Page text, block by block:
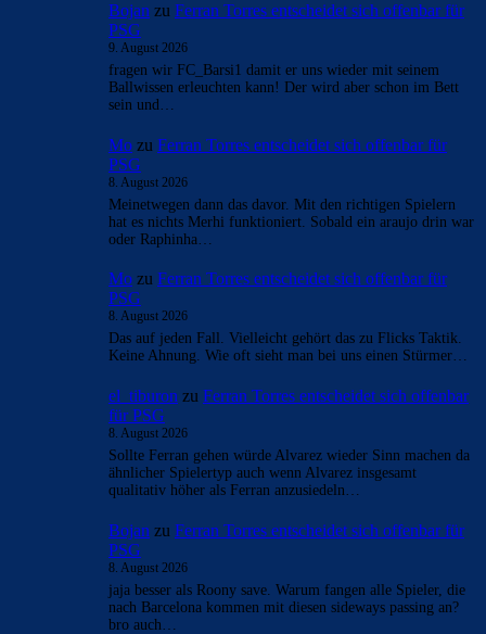
Bojan zu Ferran Torres entscheidet sich offenbar für
PSG
9. August 2026
fragen wir FC_Barsi1 damit er uns wieder mit seinem
Ballwissen erleuchten kann! Der wird aber schon im Bett
sein und…
Mo zu Ferran Torres entscheidet sich offenbar für
PSG
8. August 2026
Meinetwegen dann das davor. Mit den richtigen Spielern
hat es nichts Merhi funktioniert. Sobald ein araujo drin war
oder Raphinha…
Mo zu Ferran Torres entscheidet sich offenbar für
PSG
8. August 2026
Das auf jeden Fall. Vielleicht gehört das zu Flicks Taktik.
Keine Ahnung. Wie oft sieht man bei uns einen Stürmer…
el_tiburon zu Ferran Torres entscheidet sich offenbar
für PSG
8. August 2026
Sollte Ferran gehen würde Alvarez wieder Sinn machen da
ähnlicher Spielertyp auch wenn Alvarez insgesamt
qualitativ höher als Ferran anzusiedeln…
Bojan zu Ferran Torres entscheidet sich offenbar für
PSG
8. August 2026
jaja besser als Roony save. Warum fangen alle Spieler, die
nach Barcelona kommen mit diesen sideways passing an?
bro auch…